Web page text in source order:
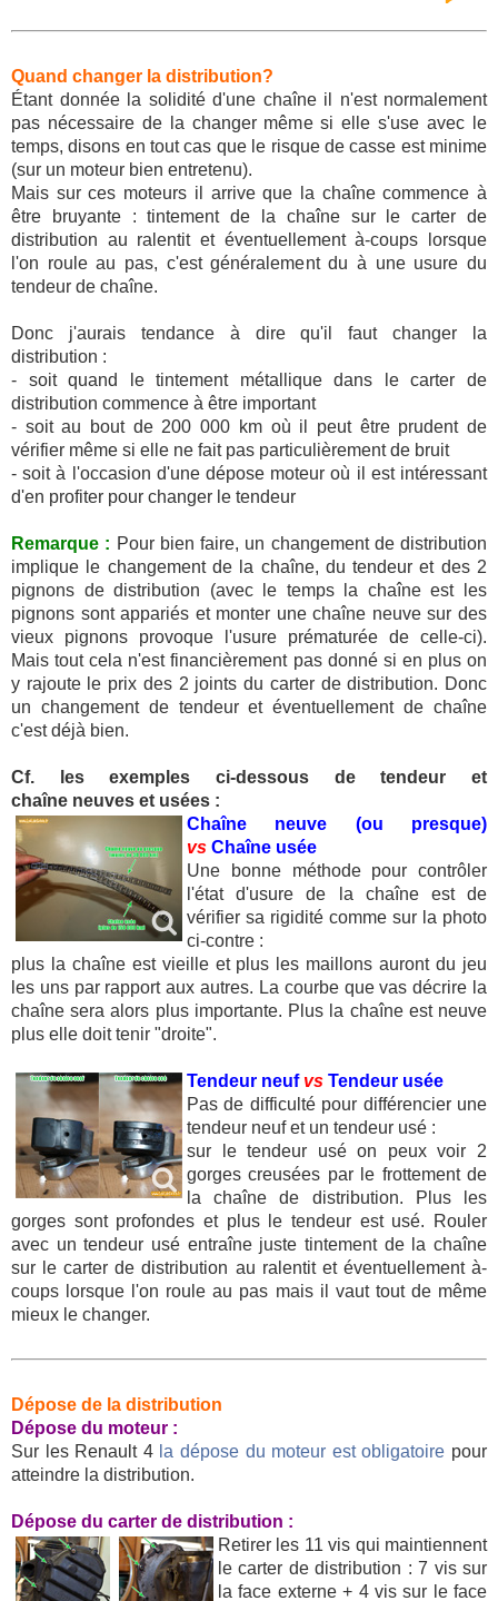
Quand changer la distribution?
Étant donnée la solidité d'une chaîne il n'est normalement
pas nécessaire de la changer même si elle s'use avec le
temps, disons en tout cas que le risque de casse est minime
(sur un moteur bien entretenu).
Mais sur ces moteurs il arrive que la chaîne commence à
être bruyante : tintement de la chaîne sur le carter de
distribution au ralentit et éventuellement à-coups lorsque
l'on roule au pas, c'est généralement du à une usure du
tendeur de chaîne.
Donc j'aurais tendance à dire qu'il faut changer la
distribution :
- soit quand le tintement métallique dans le carter de
distribution commence à être important
- soit au bout de 200 000 km où il peut être prudent de
vérifier même si elle ne fait pas particulièrement de bruit
- soit à l'occasion d'une dépose moteur où il est intéressant
d'en profiter pour changer le tendeur
Remarque : Pour bien faire, un changement de distribution
implique le changement de la chaîne, du tendeur et des 2
pignons de distribution (avec le temps la chaîne est les
pignons sont appariés et monter une chaîne neuve sur des
vieux pignons provoque l'usure prématurée de celle-ci).
Mais tout cela n'est financièrement pas donné si en plus on
y rajoute le prix des 2 joints du carter de distribution. Donc
un changement de tendeur et éventuellement de chaîne
c'est déjà bien.
Cf. les exemples ci-dessous de tendeur et
chaîne neuves et usées :
Chaîne neuve (ou presque)
vs Chaîne usée
Une bonne méthode pour contrôler
l'état d'usure de la chaîne est de
vérifier sa rigidité comme sur la photo
ci-contre :
plus la chaîne est vieille et plus les maillons auront du jeu
les uns par rapport aux autres. La courbe que vas décrire la
chaîne sera alors plus importante. Plus la chaîne est neuve
plus elle doit tenir "droite".
Tendeur neuf vs Tendeur usée
Pas de difficulté pour différencier une
tendeur neuf et un tendeur usé :
sur le tendeur usé on peux voir 2
gorges creusées par le frottement de
la chaîne de distribution. Plus les
gorges sont profondes et plus le tendeur est usé. Rouler
avec un tendeur usé entraîne juste tintement de la chaîne
sur le carter de distribution au ralentit et éventuellement à-
coups lorsque l'on roule au pas mais il vaut tout de même
mieux le changer.
Dépose de la distribution
Dépose du moteur :
Sur les Renault 4 la dépose du moteur est obligatoire pour
atteindre la distribution.
Dépose du carter de distribution :
Retirer les 11 vis qui maintiennent
le carter de distribution : 7 vis sur
la face externe + 4 vis sur le face